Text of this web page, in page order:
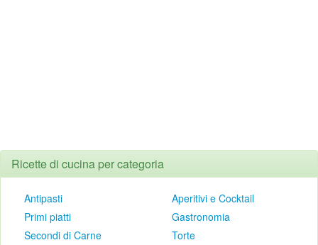
Ricette di cucina per categoria
Antipasti
Primi piatti
Secondi di Carne
Aperitivi e Cocktail
Gastronomia
Torte